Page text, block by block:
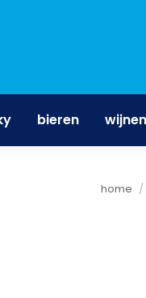
bieren wijnen
Je
home